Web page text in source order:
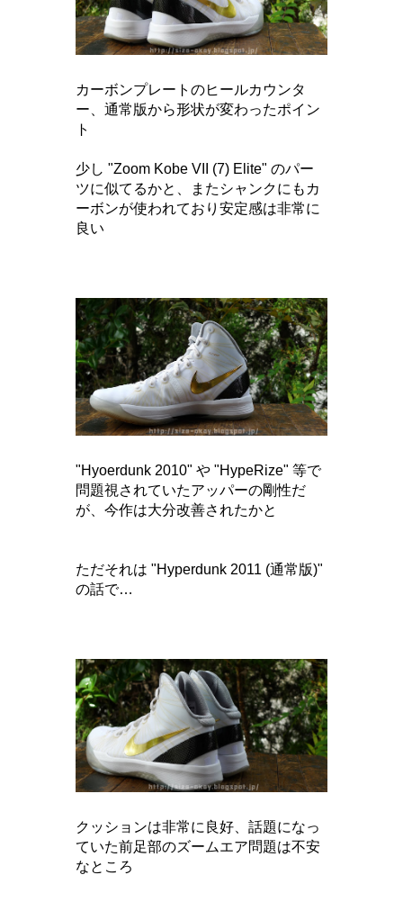
カーボンプレートのヒールカウンタ
ー、通常版から形状が変わったポイン
ト
少し "Zoom Kobe VII (7) Elite" のパー
ツに似てるかと、またシャンクにもカ
ーボンが使われており安定感は非常に
良い
"Hyoerdunk 2010" や "HypeRize" 等で
問題視されていたアッパーの剛性だ
が、今作は大分改善されたかと
ただそれは "Hyperdunk 2011 (通常版)"
の話で…
クッションは非常に良好、話題になっ
ていた前足部のズームエア問題は不安
なところ